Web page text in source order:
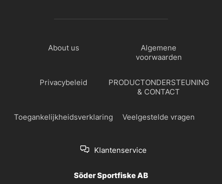
About us
Algemene
voorwaarden
Privacybeleid
PRODUCTONDERSTEUNING
& CONTACT
Toegankelijkheidsverklaring Veelgestelde vragen
Klantenservice
Söder Sportfiske AB